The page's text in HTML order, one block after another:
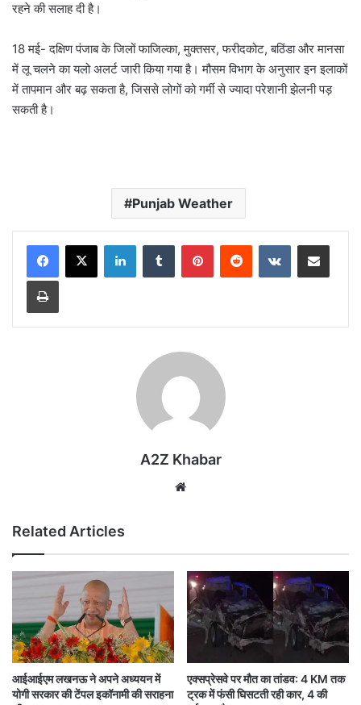
रहने की सलाह दी है।
18 मई- दक्षिण पंजाब के जिलों फाजिल्का, मुक्तसर, फरीदकोट, बठिंडा और मानसा
में लू चलने का यलो अलर्ट जारी किया गया है। मौसम विभाग के अनुसार इन इलाकों
में तापमान और बढ़ सकता है, जिससे लोगों को गर्मी से ज्यादा परेशानी झेलनी पड़
सकती है।
Punjab Weather
LinkedInTumblr PinterestReddit VKontakteShare via Email
Print
A2Z Khabar
Related Articles
आईआईएम लखनऊ ने अपने अध्ययन में
योगी सरकार की टेंपल इकॉनामी की सराहना
एक्सप्रेसवे पर मौत का तांडव: 4 KM तक
ट्रक में फंसी घिसटती रही कार, 4 की